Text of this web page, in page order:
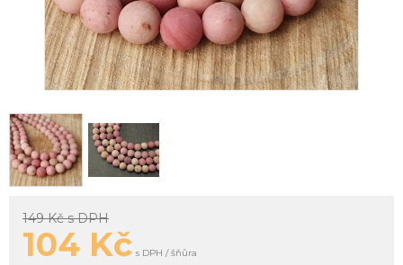
149 Kčs DPH
104 Kč s DPH / šňůra